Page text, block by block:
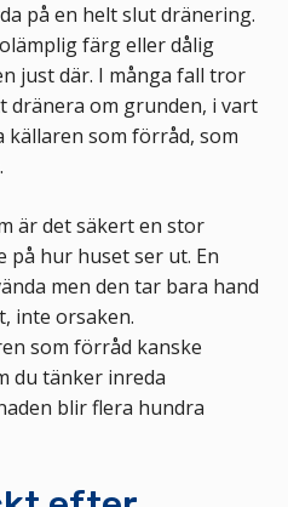
på en helt slut dränering.
färg eller dålig
just där. I många fall tror
dränera om grunden, i vart
som förråd, som
är det säkert en stor
på hur huset ser ut. En
men den tar bara hand
inte orsaken.
som förråd kanske
du tänker inreda
blir flera hundra